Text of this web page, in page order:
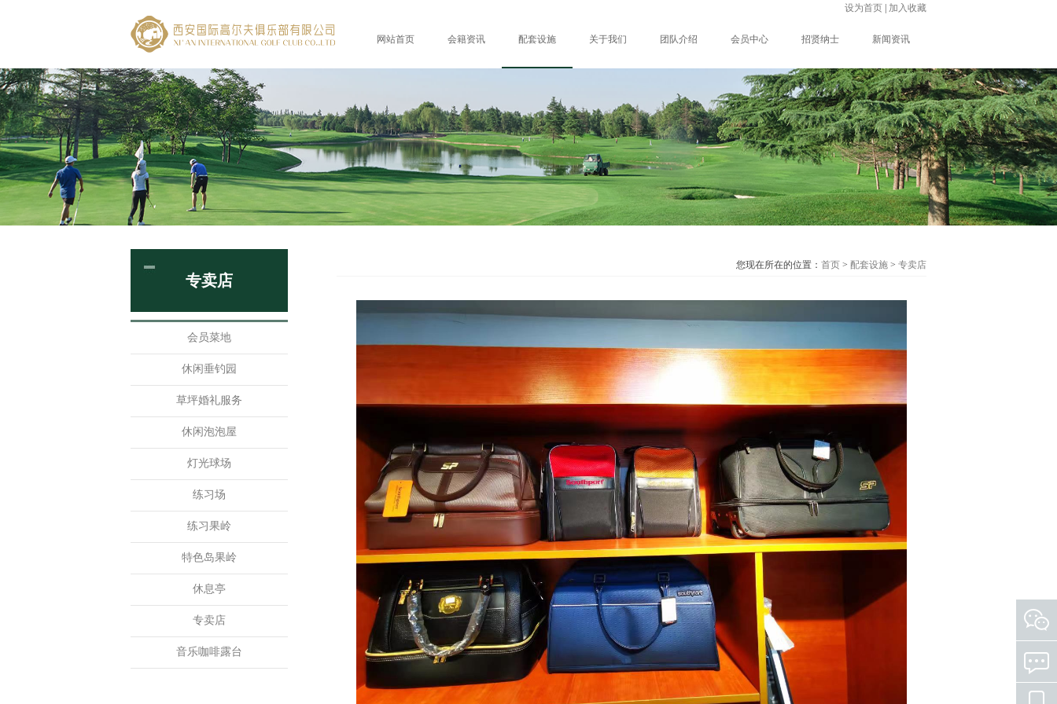
设为首页 加入收藏
网站首页 会籍资讯 配套设施 关于我们 团队介绍 会员中心 招贤纳士 新闻资讯
专卖店
会员菜地
休闲垂钓园
草坪婚礼服务
休闲泡泡屋
灯光球场
练习场
练习果岭
特色岛果岭
休息亭
专卖店
音乐咖啡露台
您现在所在的位置： 首页 > 配套设施 > 专卖店